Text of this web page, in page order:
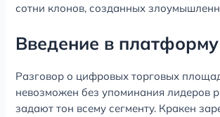
сотни клонов, созданных
Введение в
Разговор о цифровых торговых
невозможен без упоминания лидеров
задают тон всему сегменту. Кракен